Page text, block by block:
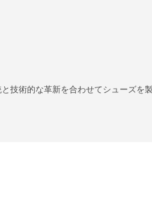
技術的な革新を合わせてシューズを